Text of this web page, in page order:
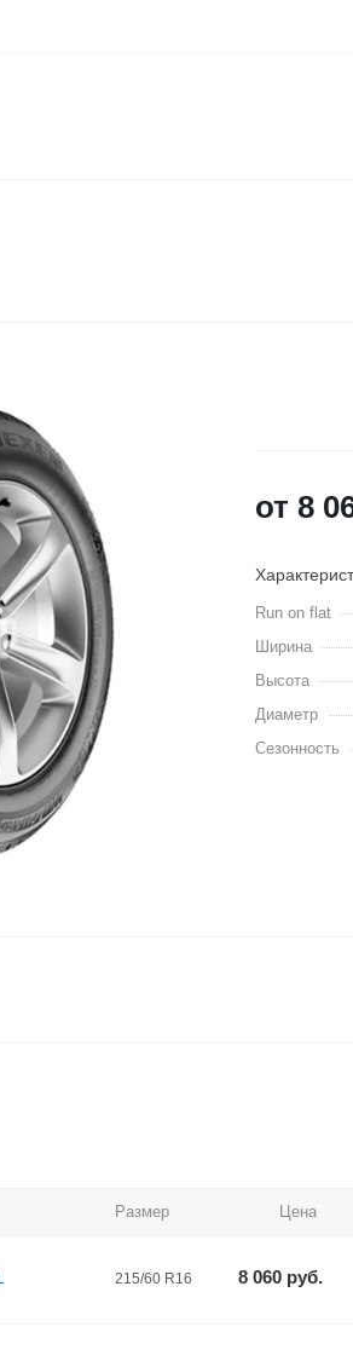
от 8
Run on flat
Ширина
Высота
Диаметр
Сезонность
Размер Цена
215/60 R16 8 060 руб.